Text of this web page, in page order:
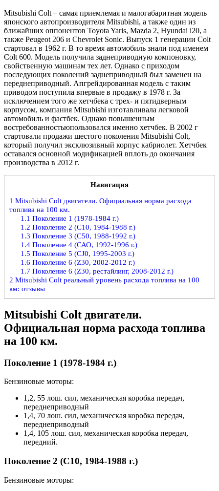
Mitsubishi Colt – самая приемлемая и малогабаритная модель
японского автопроизводителя Mitsubishi, а также один из
ближайших оппонентов Toyota Yaris, Mazda 2, Hyundai i20, а
также Peugeot 206 и Chevrolet Sonic. Выпуск 1 генерации Colt
стартовал в 1962 г. В то время автомобиль знали под именем
Colt 600. Модель получила заднеприводную компоновку,
свойственную машинам тех лет. Однако с приходом
последующих поколений заднеприводный был заменен на
переднеприводный. Апгрейдированная модель с таким
приводом поступила впервые в продажу в 1978 г. За
исключением того же хетчбека с трех- и пятидверным
корпусом, компания Mitsubishi изготавливала легковой
автомобиль и фастбек. Однако повышенным
востребованностьюпользовался именно хетчбек. В 2002 г
стартовали продажи шестого поколения Mitsubishi Colt,
который получил эксклюзивный корпус кабриолет. Хетчбек
оставался основной модификацией вплоть до окончания
производства в 2012 г.
Навигация
1 Mitsubishi Colt двигатели. Официальная норма расхода
топлива на 100 км.
1.1 Поколение 1 (1978-1984 г.)
1.2 Поколение 2 (С10, 1984-1988 г.)
1.3 Поколение 3 (С50, 1988-1992 г.)
1.4Поколение 4 (САО, 1992-1996 г.)
1.5 Поколение 5 (CJ0, 1995-2003 г.)
1.6 Поколение 6 (Z30, 2002-2012 г.)
1.7 Поколение 6 (Z30, рестайлинг, 2008-2012 г.)
2 Mitsubishi Colt реальный уровень расхода топлива на 100
км: отзывы
Mitsubishi Colt двигатели.
Официальная норма расхода топлива
на 100 км.
Поколение 1 (1978-1984 г.)
Бензиновые моторы:
1,2, 55 лош. сил, механическая коробка передач,
переднеприводный
1,4, 70 лош. сил, механическая коробка передач,
переднеприводный
1,4, 105 лош. сил, механическая коробка передач,
передний.
Поколение 2 (С10, 1984-1988 г.)
Бензиновые моторы: